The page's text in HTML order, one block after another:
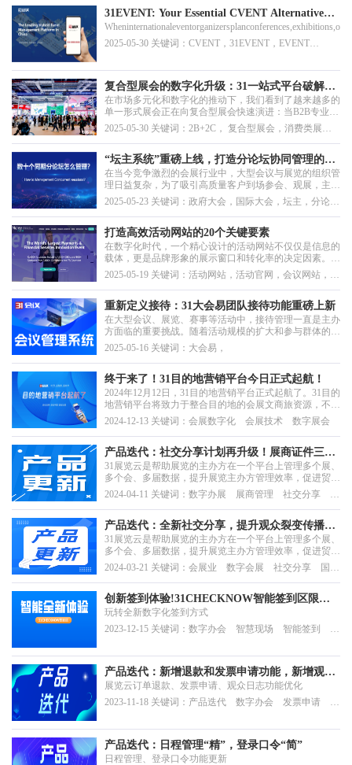
主可控技术应用方面迈出了关键一步。
31EVENT: Your Essential CVENT Alternative
for Successful Events in China
2025-05-30 关键词：CVENT，31EVENT，EVENT
复合型展会的数字化升级：31一站式平台破解
2B+2C混合难题
在市场多元化和数字化的推动下，我们看到了越来越多的
单一形式展会正在向复合型展会快速演进：当B2B专业贸
易活动与B2C消费体验活动深度融合，当会议、展览、节
庆、演出、赛事等多种形式交织共生，复合型会展活动正
在成为一种新趋势。然而，这种“展中有会、会中有展、
展赛结合”的复合形态，在带来更丰富价值的同时，也
面...
2025-05-30 关键词：2B+2C， 复合型展会，消费类展
“坛主系统”重磅上线，打造分论坛协同管理的数
字化利器
在当今竞争激烈的会展行业中，大型会议与展览的组织管
理日益复杂，为了吸引高质量客户到场参会、观展，主办
方与合作伙伴之间的无缝协作变得尤为关键。我们很高兴
地宣布“31会议坛主管理系统”正式上线，这一创新管理工
具将优化大型会展的主/分论坛的协同方式，实现多方协
作与统一管理的完美平衡。该系统专为解决多论坛协同...
2025-05-23 关键词：政府大会，国际大会，坛主，分论
打造高效活动网站的20个关键要素
在数字化时代，一个精心设计的活动网站不仅仅是信息的
载体，更是品牌形象的展示窗口和转化率的决定因素。无
论是行业会议、培训研讨会还是文化节庆，一个结构清
晰、功能完善的网站都能显著提升注册率并给潜在参与者
留下专业深刻的第一印象。本文将深入剖析活动网站的解
剖结构，并探讨如何打造一个兼具美观与实用性的活动
网...
2025-05-19 关键词：活动网站，活动官网，会议网站，网
重新定义接待：31大会易团队接待功能重磅上新
在大型会议、展览、赛事等活动中，接待管理一直是主办
方面临的重要挑战。随着活动规模的扩大和参与群体的多
元化，传统的接待模式已无法满足现代化管理需求。31大
会易全新升级接待管理，在1对1,1对多接待管理基础上推
出团体接待管理功能，覆盖了接待管理的全场景需求。
2025-05-16 关键词：大会易，
终于来了！31目的地营销平台今日正式起航！
2024年12月12日，31目的地营销平台正式起航了。31目的
地营销平台将致力于整合目的地的会展文商旅资源，不仅
提供目的地营销推广，更重要的是对接主办方和会展商旅
客需求，提供吃住行游购娱一站式的目的地体验服务。
2024-12-13 关键词：会展数字化 会展技术 数字展会
产品迭代：社交分享计划再升级！展商证件三要
素认证全新上线
31展览云是帮助展览的主办方在一个平台上管理多个展、
多个会、多届数据，提升展览主办方管理效率，促进贸易
展的展商和观众进行高效对接，积累并沉淀数据资产，实
现展览项目快速数字化的下一代产品。
2024-04-11 关键词：数字办展 展商管理 社交分享 观
产品迭代：全新社交分享，提升观众裂变传播；
一键翻译，助力国际办展参展
31展览云是帮助展览的主办方在一个平台上管理多个展、
多个会、多届数据，提升展览主办方管理效率，促进贸易
展的展商和观众进行高效对接，积累并沉淀数据资产，实
现展览项目快速数字化的下一代产品。
2024-03-21 关键词：会展业 数字会展 社交分享 国际
创新签到体验!31CHECKNOW智能签到区限时
优惠抢购中
玩转全新数字化签到方式
2023-12-15 关键词：数字办会 智慧现场 智能签到 电
产品迭代：新增退款和发票申请功能，新增观众
行为记录，展览云再升级
展览云订单退款、发票申请、观众日志功能优化
2023-11-18 关键词：产品迭代 数字办会 发票申请 云
产品迭代：日程管理“精”，登录口令“简”
日程管理、登录口令功能更新